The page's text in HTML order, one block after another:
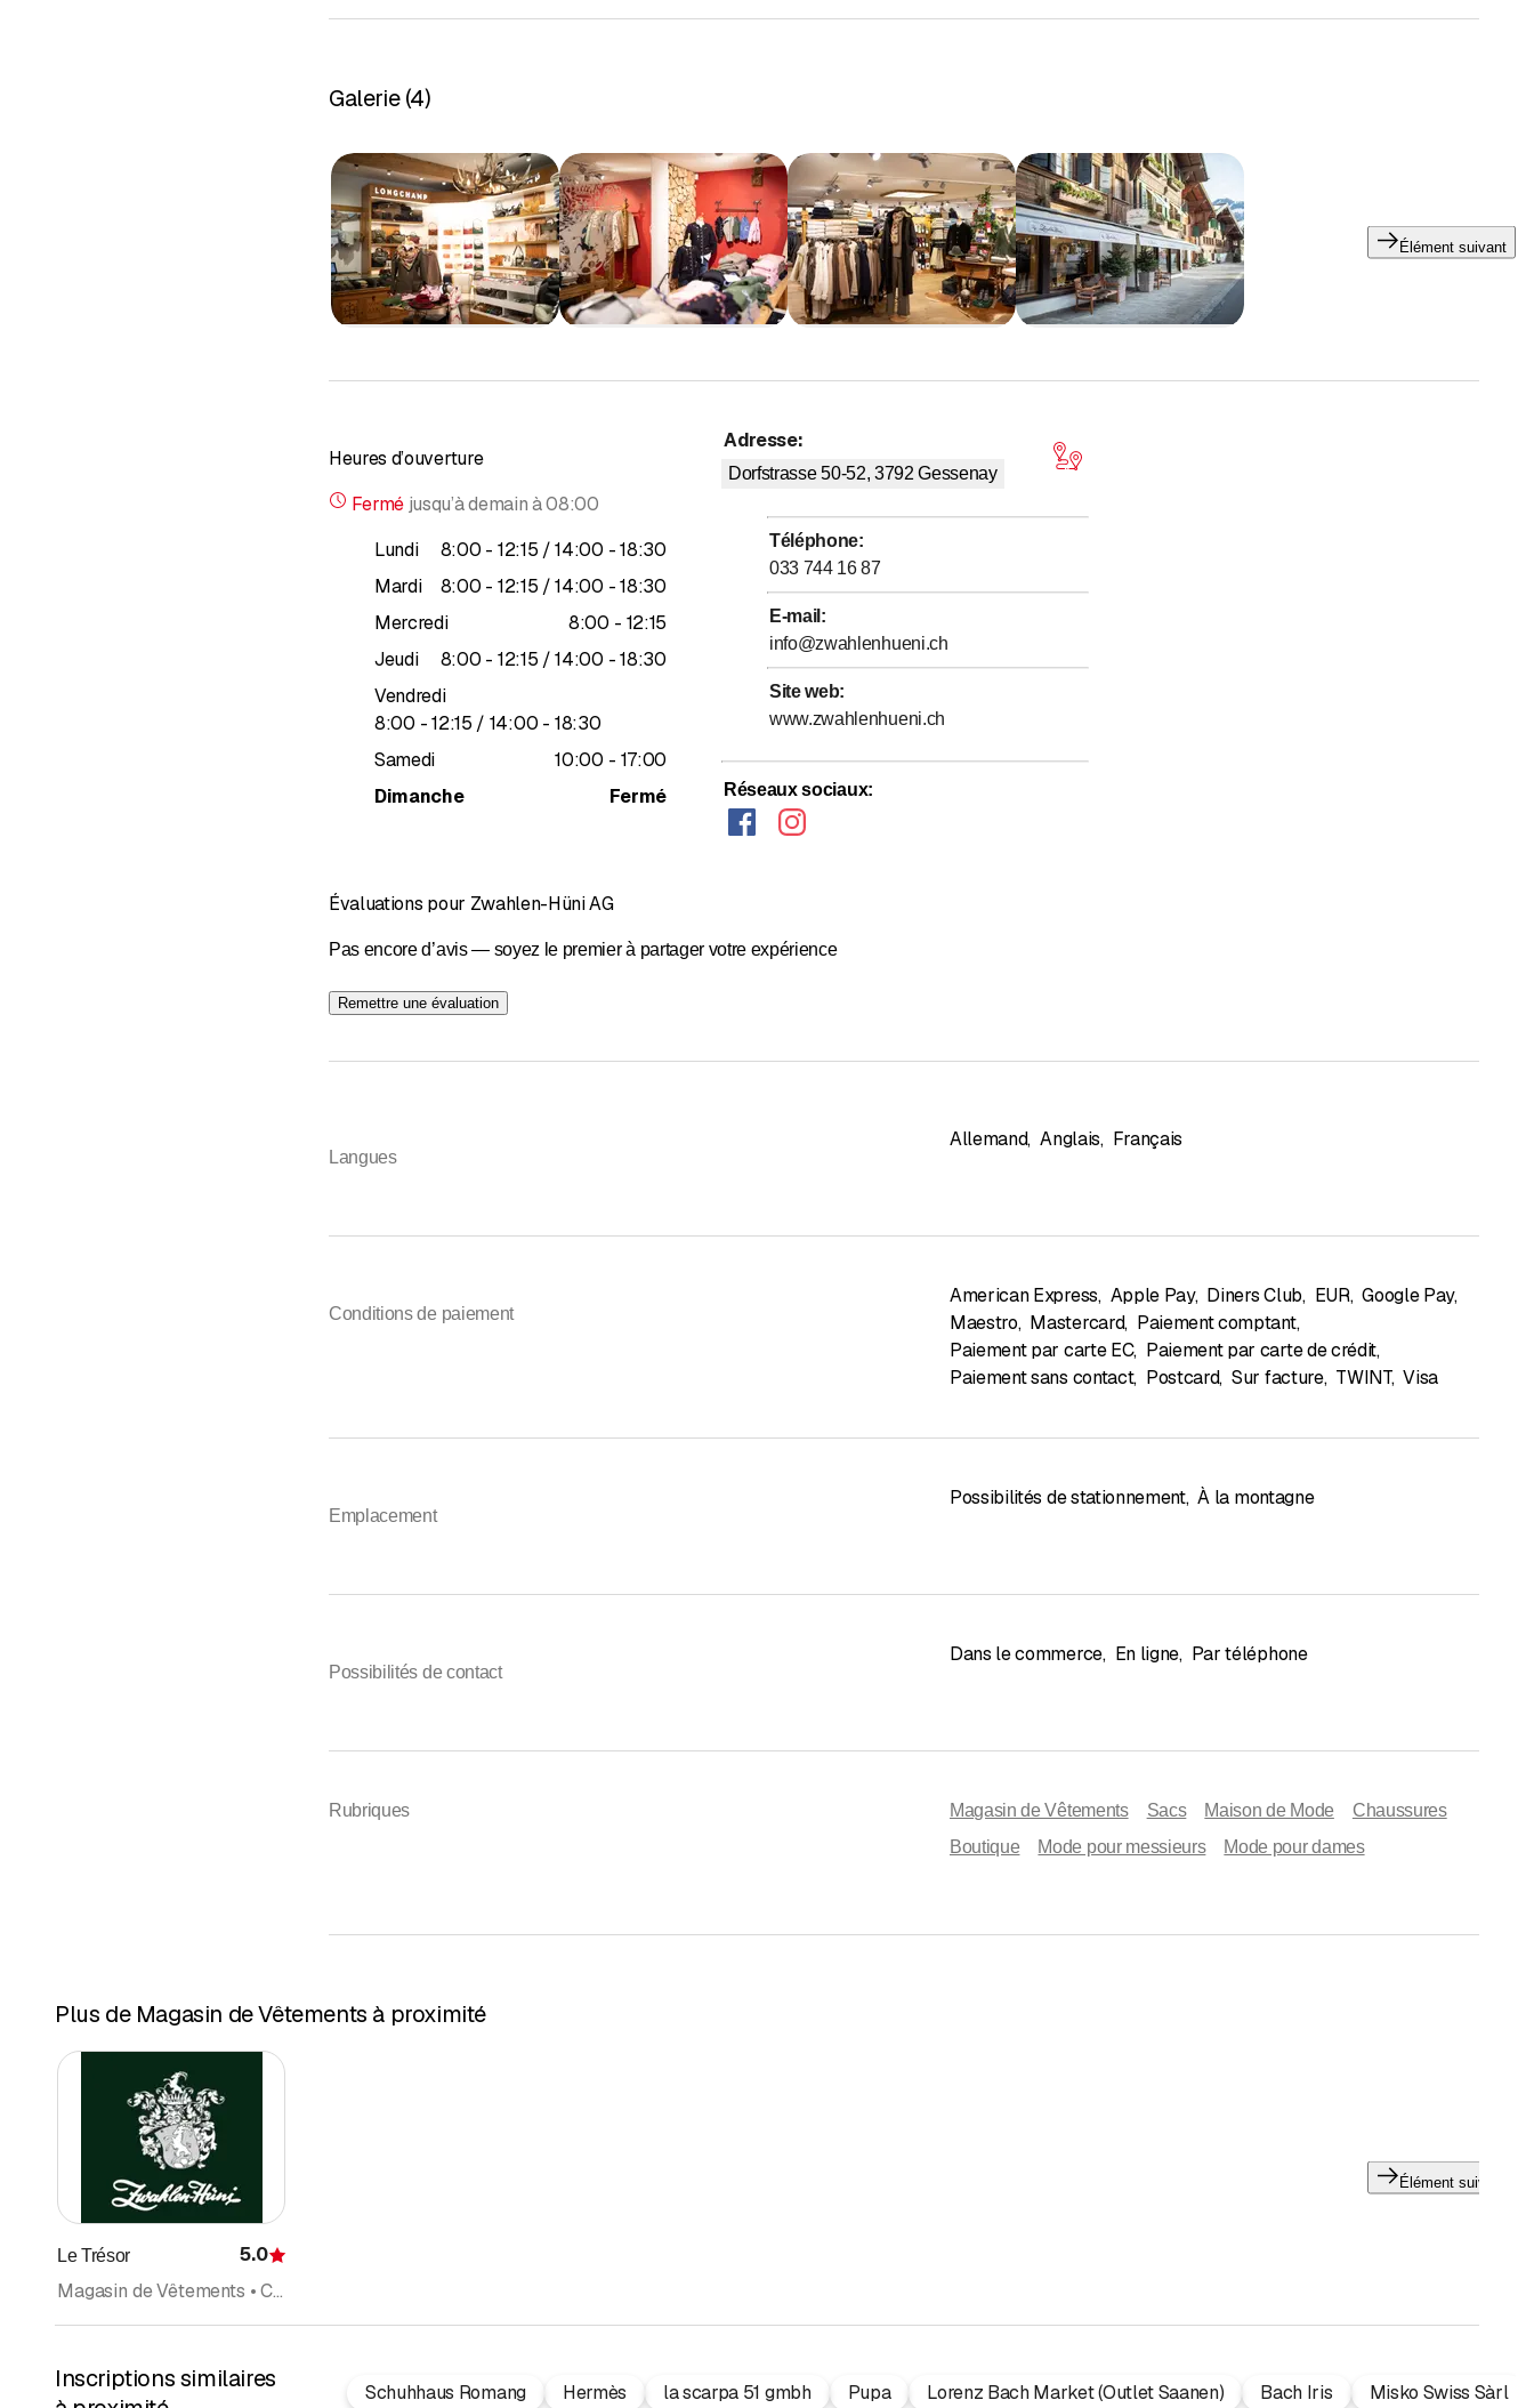
Galerie (4)
Élément suivant
Heures d’ouverture
Fermé jusqu’àdemain à 08:00
Lundi
8:00 - jusqu’à
12:15 / 14:00 - jusqu’à
18:30
Mardi
8:00 - jusqu’à
12:15 / 14:00 - jusqu’à
18:30
Mercredi
8:00 - jusqu’à
12:15
Jeudi
8:00 - jusqu’à
12:15 / 14:00 - jusqu’à
18:30
Vendredi
8:00 - jusqu’à
12:15 / 14:00 - jusqu’à
18:30
Samedi
10:00 - jusqu’à
17:00
Dimanche
Fermé
Adresse:
Dorfstrasse 50-52, 3792 Gessenay
Téléphone:
033 744 16 87
E-mail :
info@zwahlenhueni.ch
Site web:
www.zwahlenhueni.ch
Réseaux sociaux:
Évaluations pour Zwahlen-Hüni AG
Pas encore d’avis — soyez le premier à partager votre expérience
Remettre une évaluation
Langues
Allemand, Anglais, Français
Conditions de paiement
American Express, Apple Pay, Diners Club, EUR, Google Pay,
Maestro, Mastercard, Paiement comptant,
Paiement par carte EC, Paiement par carte de crédit,
Paiement sans contact, Postcard, Sur facture, TWINT, Visa
Emplacement
Possibilités de stationnement, À la montagne
Possibilités de contact
Dans le commerce, En ligne, Par téléphone
Rubriques Magasin de Vêtements Sacs Maison de Mode
Chaussures
Boutique
Mode pour messieurs Mode pour dames
Plus de Magasin de Vêtements à proximité
Le Trésor
5.0
Magasin de Vêtements • Commerce de Tabac • Cigares
Élément suivant
Inscriptions similaires
Schuhhaus Romang Hermès la scarpa 51 gmbh Pupa Lorenz Bach Market (Outlet Saanen) Bach Iris Misko Swiss Sàrl